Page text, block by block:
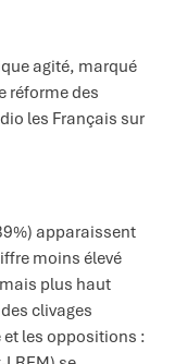
agité, marqué
réforme des
les Français sur
apparaissent
moins élevé
plus haut
clivages
les oppositions :